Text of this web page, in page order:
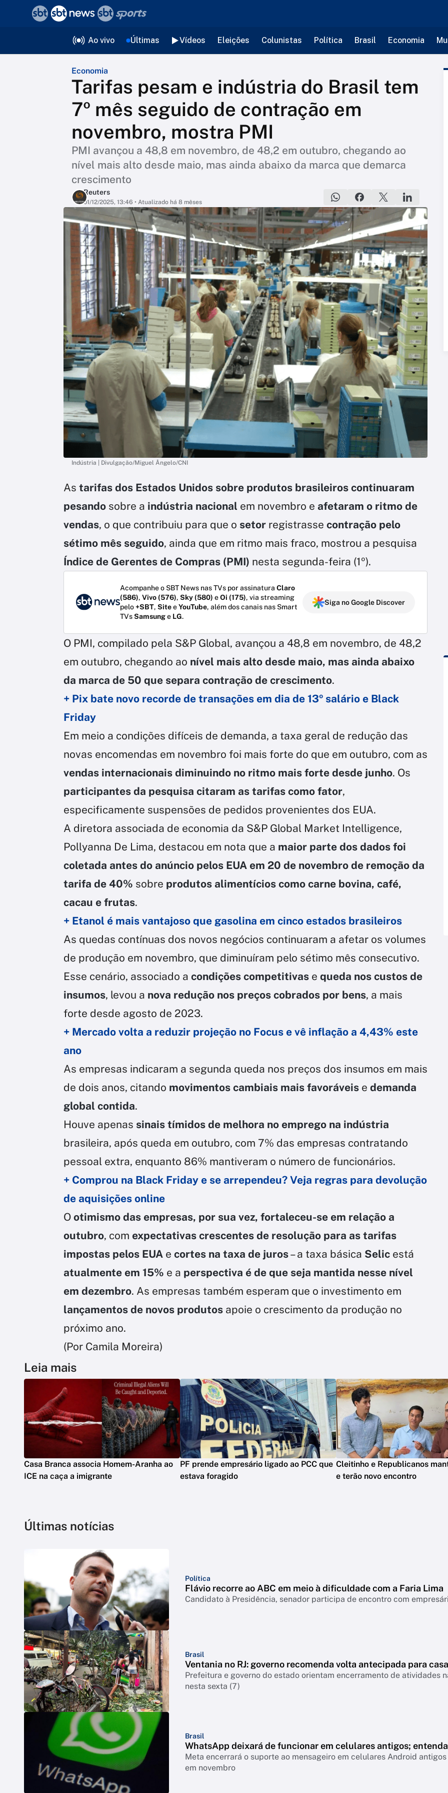
Ao vivo Últimas Vídeos Eleições Colunistas Política Brasil Economia
Economia
Tarifas pesam e indústria do Brasil tem
7º mês seguido de contração em
novembro, mostra PMI
PMI avançou a 48,8 em novembro, de 48,2 em outubro, chegando ao
nível mais alto desde maio, mas ainda abaixo da marca que demarca
crescimento
Reuters
01/12/2025, 13:46 • Atualizado há 8 mêses
Indústria | Divulgação/Miguel Ângelo/CNI
As tarifas dos Estados Unidos sobre produtos brasileiros continuaram
pesando sobre a indústria nacional em novembro e afetaram o ritmo de
vendas, o que contribuiu para que o setor registrasse contração pelo
sétimo mês seguido, ainda que em ritmo mais fraco, mostrou a pesquisa
Índice de Gerentes de Compras (PMI) nesta segunda-feira (1º).
Acompanhe o SBT News nas TVs por assinatura Claro
(586), Vivo (576), Sky (580) eOi (175), via streaming
pelo+SBT, SiteeYouTube, além dos canais nas Smart
TVsSamsunge LG.
Siga no Google Discover
O PMI, compilado pela S&P Global, avançou a 48,8 em novembro, de 48,2
em outubro, chegando ao nível mais alto desde maio, mas ainda abaixo
da marca de 50 que separa contração de crescimento.
+ Pix bate novo recorde de transações em dia de 13º salário e Black
Friday
Em meio a condições difíceis de demanda, a taxa geral de redução das
novas encomendas em novembro foi mais forte do que em outubro, com as
vendas internacionais diminuindo no ritmo mais forte desde junho. Os
participantes da pesquisa citaram as tarifas como fator,
especificamente suspensões de pedidos provenientes dos EUA.
A diretora associada de economia da S&P Global Market Intelligence,
Pollyanna De Lima, destacou em nota que a maior parte dos dados foi
coletada antes do anúncio pelos EUA em 20 de novembro de remoção da
tarifa de 40% sobre produtos alimentícios como carne bovina, café,
cacau e frutas.
+ Etanol é mais vantajoso que gasolina em cinco estados brasileiros
As quedas contínuas dos novos negócios continuaram a afetar os volumes
de produção em novembro, que diminuíram pelo sétimo mês consecutivo.
Esse cenário, associado a condições competitivas e queda nos custos de
insumos, levou a nova redução nos preços cobrados por bens, a mais
forte desde agosto de 2023.
+ Mercado volta a reduzir projeção no Focus e vê inflação a 4,43% este
ano
As empresas indicaram a segunda queda nos preços dos insumos em mais
de dois anos, citando movimentos cambiais mais favoráveis e demanda
global contida.
Houve apenas sinais tímidos de melhora no emprego na indústria
brasileira, após queda em outubro, com 7% das empresas contratando
pessoal extra, enquanto 86% mantiveram o número de funcionários.
+ Comprou na Black Friday e se arrependeu? Veja regras para devolução
de aquisições online
O otimismo das empresas, por sua vez, fortaleceu-se em relação a
outubro, com expectativas crescentes de resolução para as tarifas
impostas pelos EUA e cortes na taxa de juros– a taxa básica Selic está
atualmente em 15% e a perspectiva é de que seja mantida nesse nível
em dezembro. As empresas também esperam que o investimento em
lançamentos de novos produtos apoie o crescimento da produção no
próximo ano.
(Por Camila Moreira)
Leia mais
Casa Branca associa Homem-Aranha ao
ICE na caça a imigrante
PF prende empresário ligado ao PCC que
estava foragido
Cleitinho e Republicanos
e terão novo encontro
Últimas notícias
Política
Flávio recorre ao ABC em meio à dificuldade com a Faria Lima
Candidato à Presidência, senador participa de encontro com
Brasil
Ventania no RJ: governo recomenda volta antecipada para casa
Prefeitura e governo do estado orientam encerramento de atividades
nesta sexta (7)
Brasil
WhatsApp deixará de funcionar em celulares antigos; entenda
Meta encerrará o suporte ao mensageiro em celulares Android
em novembro
voltar
Editorias